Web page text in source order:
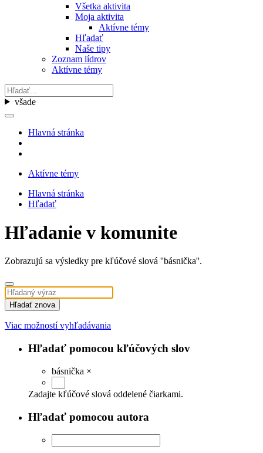
Všetka aktivita
Moja aktivita
Aktívne témy
Hľadať
Naše tipy
Zoznam lídrov
Aktívne témy
všade
Hlavná stránka
Aktívne témy
Hlavná stránka
Hľadať
Hľadanie v komunite
Zobrazujú sa výsledky pre kľúčové slová ''básnička''.
Hľadať znova
Viac možností vyhľadávania
Hľadať pomocou kľúčových slov
básnička ×
Zadajte kľúčové slová oddelené čiarkami.
Hľadať pomocou autora